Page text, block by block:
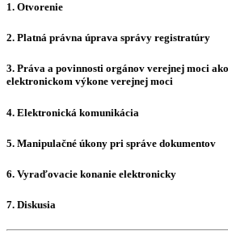
1. Otvorenie
2. Platná právna úprava správy registratúry
3. Práva a povinnosti orgánov verejnej moci
elektronickom výkone verejnej moci
4. Elektronická komunikácia
5. Manipulačné úkony pri správe dokumentov
6. Vyraďovacie konanie elektronicky
7. Diskusia